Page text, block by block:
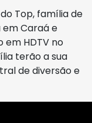
Top, família de
Caraá e
em HDTV no
terão a sua
de diversão e